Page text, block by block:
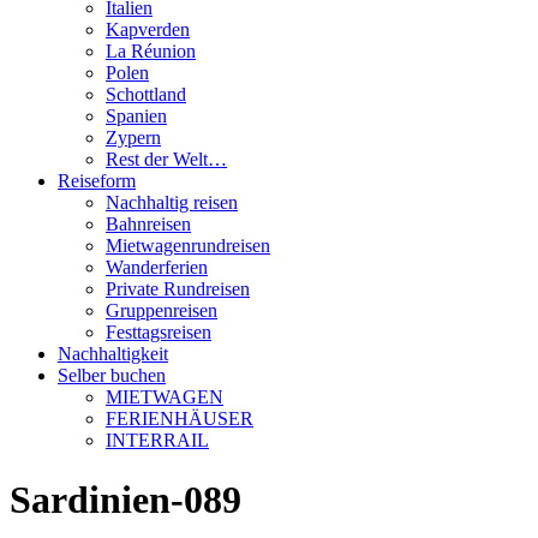
Italien
Kapverden
La Réunion
Polen
Schottland
Spanien
Zypern
Rest der Welt…
Reiseform
Nachhaltig reisen
Bahnreisen
Mietwagenrundreisen
Wanderferien
Private Rundreisen
Gruppenreisen
Festtagsreisen
Nachhaltigkeit
Selber buchen
MIETWAGEN
FERIENHÄUSER
INTERRAIL
Sardinien-089